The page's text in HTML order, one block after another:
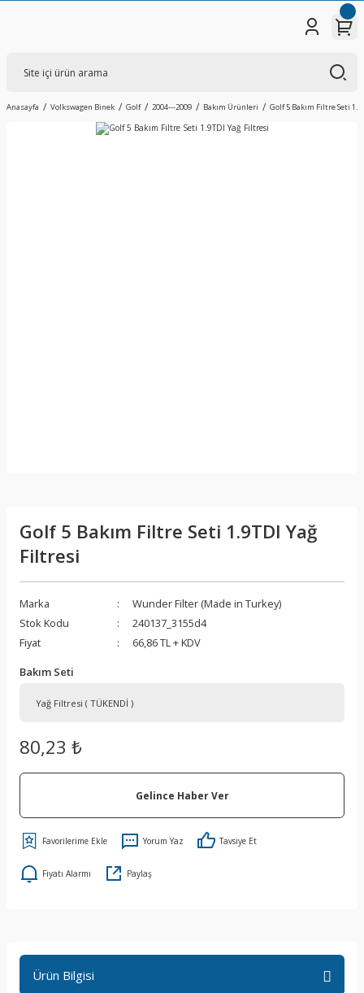
Anasayfa Volkswagen Binek Golf 2004---2009 Bakım Ürünleri Golf 5 Bakım Filtre Seti
Golf 5 Bakım Filtre Seti 1.9TDI Yağ
Filtresi
Marka
Wunder Filter (Made in Turkey)
Stok Kodu
240137_3155d4
Fiyat
66,86 TL + KDV
Bakım Seti
80,23 ₺
Gelince Haber Ver
Yorum Yaz Tavsiye Et
Fiyatı Alarmı Paylaş
Ürün Bilgisi